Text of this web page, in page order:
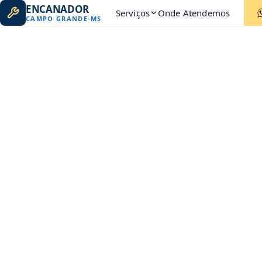
ENCANADOR
CAMPO GRANDE-MS Serviços Onde Atendemos